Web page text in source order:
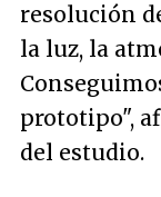
resolución
la luz, la
prototipo",
del estudio.